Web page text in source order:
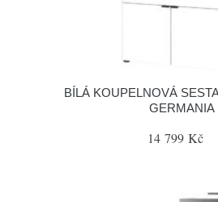
BÍLÁ KOUPELNOVÁ
GERMANIA
14 799 Kč